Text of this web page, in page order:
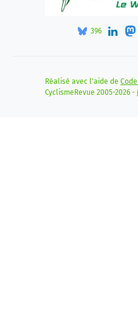
396
Réalisé avec l'aide de
CyclismeRevue 2005-2026 -